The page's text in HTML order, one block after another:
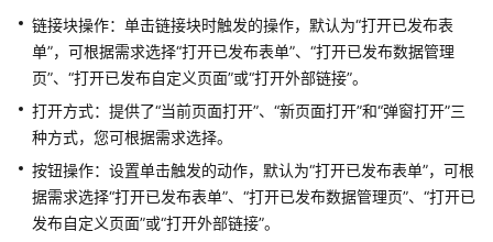
IAM
授
予
使
用
AstroFlow
的
权
限
链接块操作：单击链接块时触发的操作，默认为“打开已发布表
单”，可根据需求选择“打开已发布表单”、“打开已发布数据管理
页”、“打开已发布自定义页面”或“打开外部链接”。
打开方式：提供了“当前页面打开”、“新页面打开”和“弹窗打开”三
种方式，您可根据需求选择。
按钮操作：设置单击触发的动作，默认为“打开已发布表单”，可根
据需求选择“打开已发布表单”、“打开已发布数据管理页”、“打开已
发布自定义页面”或“打开外部链接”。